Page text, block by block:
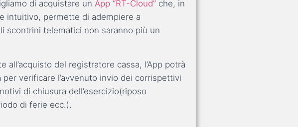
di acquistare un App “RT-Cloud”che, in
intuitivo, permette di adempiere a
scontrini telematici non saranno più un
all’acquisto del registratore cassa, l’App potrà
verificare l’avvenuto invio dei corrispettivi
di chiusura dell’esercizio(riposo
di ferie ecc.).